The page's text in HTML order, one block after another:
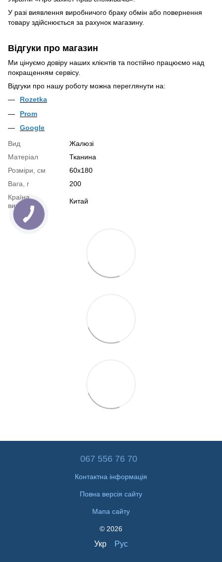
У разі виявлення виробничого браку обмін або повернення
товару здійснюється за рахунок магазину.
Відгуки про магазин
Ми цінуємо довіру наших клієнтів та постійно працюємо над
покращенням сервісу.
Відгуки про нашу роботу можна переглянути на:
Rozetka
Prom
Google
Вид
Жалюзі
Матеріал
Тканина
Розміри, см
60x180
Вага, г
200
Країна
виробник
Китай
067 556 76 70
Контактна інформація
Повна версія сайту
Мапа сайту
© 2026
Укр Рус